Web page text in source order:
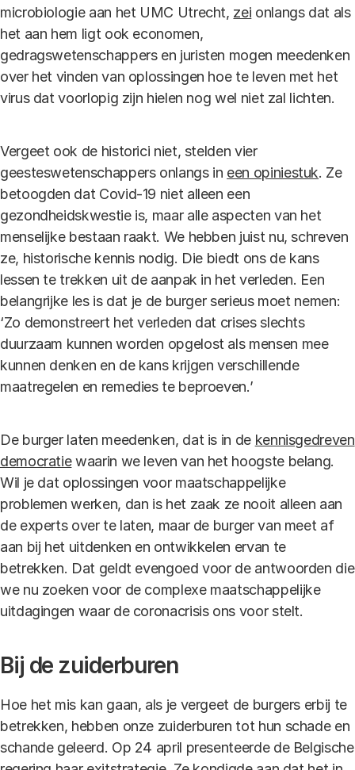
microbiologie aan het UMC Utrecht, zei onlangs dat als
het aan hem ligt ook economen,
gedragswetenschappers en juristen mogen meedenken
over het vinden van oplossingen hoe te leven met het
virus dat voorlopig zijn hielen nog wel niet zal lichten.
Vergeet ook de historici niet, stelden vier
geesteswetenschappers onlangs in een opiniestuk. Ze
betoogden dat Covid-19 niet alleen een
gezondheidskwestie is, maar alle aspecten van het
menselijke bestaan raakt. We hebben juist nu, schreven
ze, historische kennis nodig. Die biedt ons de kans
lessen te trekken uit de aanpak in het verleden. Een
belangrijke les is dat je de burger serieus moet nemen:
‘Zo demonstreert het verleden dat crises slechts
duurzaam kunnen worden opgelost als mensen mee
kunnen denken en de kans krijgen verschillende
maatregelen en remedies te beproeven.’
De burger laten meedenken, dat is in de kennisgedreven
democratiewaarin we leven van het hoogste belang.
Wil je dat oplossingen voor maatschappelijke
problemen werken, dan is het zaak ze nooit alleen aan
de experts over te laten, maar de burger van meet af
aan bij het uitdenken en ontwikkelen ervan te
betrekken. Dat geldt evengoed voor de antwoorden die
we nu zoeken voor de complexe maatschappelijke
uitdagingen waar de coronacrisis ons voor stelt.
Bij de zuiderburen
Hoe het mis kan gaan, als je vergeet de burgers erbij te
betrekken, hebben onze zuiderburen tot hun schade en
schande geleerd. Op 24 april presenteerde de Belgische